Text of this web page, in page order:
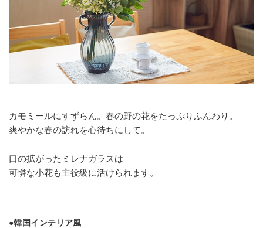
カモミールにすずらん。春の野の花をたっぷりふんわり。
爽やかな春の訪れを心待ちにして。
口の拡がったミレナガラスは
可憐な小花も主役級に活けられます。
●韓国インテリア風